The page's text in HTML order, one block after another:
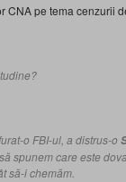
CNA pe tema cenzurii
o FBI-ul, a distrus-o
spunem care este
să-i chemăm.